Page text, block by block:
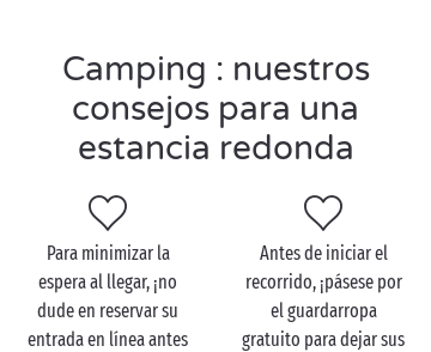
elegir: noche insólita en una cabaña encaramada
100% confortable en una
o tradicional en una siempre genuina
parcela de camping. Para desconectar y ponerse en
los terrenos deportivos
al aire libre y las
animaciones para toda la familia. En lo referente a
las excursiones, abundan las opciones:
castillo de Versalles
bosque de Saint-Germain
Disneyland y, por supuesto,… ¡París!
Camping : nuestros
consejos para una
estancia redonda
Para minimizar la
espera al llegar, ¡no
dude en reservar su
entrada en línea antes
Antes de iniciar el
recorrido, ¡pásese por
el guardarropa
gratuito para dejar sus